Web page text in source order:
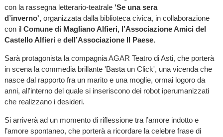
con la rassegna letterario-teatrale 'Se una sera
d’inverno',organizzata dalla biblioteca civica, in collaborazione
con il Comune di Magliano Alfieri, l’Associazione Amici del
Castello Alfieri edell’Associazione Il Paese.
Sarà protagonista la compagnia AGAR Teatro di Asti, che porterà
in scena la commedia brillante 'Basta un Click', una vicenda che
nasce dal rapporto fra un marito e una moglie, ormai logoro da
anni, all’interno del quale si inseriscono dei robot iperumanizzati
che realizzano i desideri.
Si arriverà ad un momento di riflessione tra l’amore indotto e
l’amore spontaneo, che porterà a ricordare la celebre frase di